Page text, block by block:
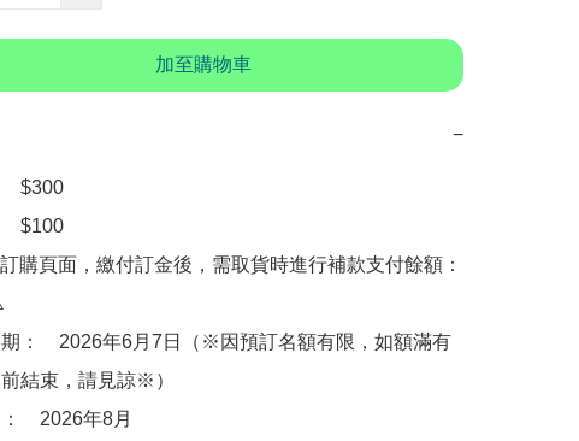
加至購物車
−
$300
$100
購頁面，繳付訂金後，需取貨時進行補款支付餘額：
：　2026年6月7日（※因預訂名額有限，如額滿有
結束，請見諒※）
　2026年8月